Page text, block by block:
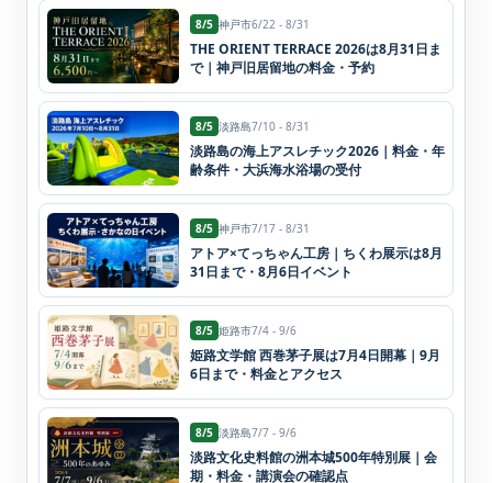
8/5 神戸市6/22 - 8/31
THE ORIENT TERRACE 2026は8月31日ま
で｜神戸旧居留地の料金・予約
8/5 淡路島7/10 - 8/31
淡路島の海上アスレチック2026｜料金・年
齢条件・大浜海水浴場の受付
8/5 神戸市7/17 - 8/31
アトア×てっちゃん工房｜ちくわ展示は8月
31日まで・8月6日イベント
8/5 姫路市7/4 - 9/6
姫路文学館 西巻茅子展は7月4日開幕｜9月
6日まで・料金とアクセス
8/5 淡路島7/7 - 9/6
淡路文化史料館の洲本城500年特別展｜会
期・料金・講演会の確認点